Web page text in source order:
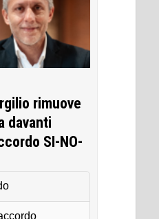
rimuove
davanti
SI-NO-